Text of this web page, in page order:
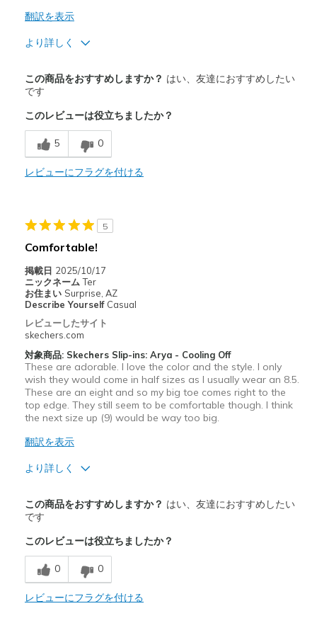
翻訳を表示
より詳しく
Attractive Design
Breathe Well
Comfortable
Durable
以下に最適
Casual Wear
Going Out
Special Occasions
Travel
Width
Feels true to width
Sizing
Feels half size too small
View On Shoes
I'm Into Shoes
この商品をおすすめしますか？ はい、友達におすすめしたい
です
このレビューは役立ちましたか？
5 0
レビューにフラグを付ける
5
Comfortable!
掲載日 2025/10/17
ニックネーム Ter
お住まい Surprise, AZ
Describe Yourself Casual
レビューしたサイト
skechers.com
対象商品: Skechers Slip-ins: Arya - Cooling Off
These are adorable. I love the color and the style. I only
wish they would come in half sizes as I usually wear an 8.5.
These are an eight and so my big toe comes right to the
top edge. They still seem to be comfortable though. I think
the next size up (9) would be way too big.
翻訳を表示
より詳しく
Attractive Design
Breathe Well
Comfortable
Durable
この商品をおすすめしますか？ はい、友達におすすめしたい
です
このレビューは役立ちましたか？
0 0
レビューにフラグを付ける